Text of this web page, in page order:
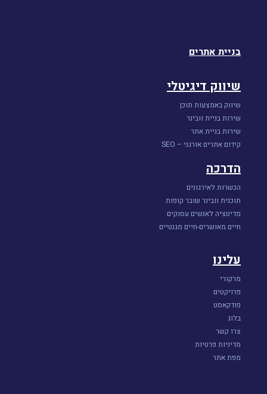
בניית אתרים
שיווק דיגיטלי
שיווק באמצעות תוכן
שירות בניית וובינר
שירות בניית אתר
קידום אתרים אורגני – SEO
הדרכה
הכשרות לאירגונים
תוכנית וובינר שובר קופות
מדיטציה לאנשים עסוקים
חיים מאושרים-חיים מגנטיים
עלינו
מרקורי
פרויקטים
פודקאסט
בלוג
צרו קשר
מדיניות פרטיות
מפת אתר